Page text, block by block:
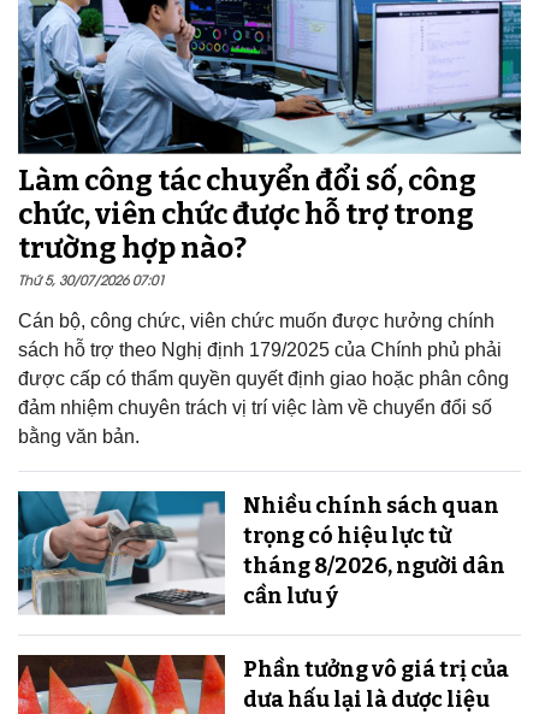
Làm công tác chuyển đổi số, công
chức, viên chức được hỗ trợ trong
trường hợp nào?
Thứ 5, 30/07/2026 07:01
Cán bộ, công chức, viên chức muốn được hưởng chính
sách hỗ trợ theo Nghị định 179/2025 của Chính phủ phải
được cấp có thẩm quyền quyết định giao hoặc phân công
đảm nhiệm chuyên trách vị trí việc làm về chuyển đổi số
bằng văn bản.
Nhiều chính sách quan
trọng có hiệu lực từ
tháng 8/2026, người dân
cần lưu ý
Phần tưởng vô giá trị của
dưa hấu lại là dược liệu